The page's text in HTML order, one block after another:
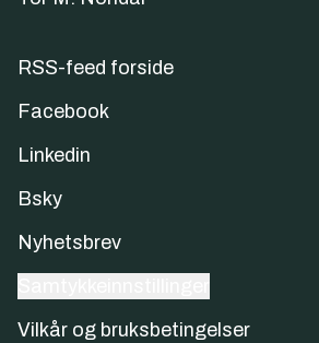
RSS-feed forside
Facebook
Linkedin
Bsky
Nyhetsbrev
Vilkår og bruksbetingelser